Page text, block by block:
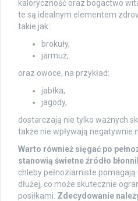
kaloryczność oraz bogactwo
te są idealnym elementem
takie jak:
brokuły,
jarmuż,
oraz owoce, na przykład:
jabłka,
jagody,
dostarczają nie tylko ważnych
także nie wpływają negatywnie
Warto również sięgać po
stanowią świetne źródło
chleby pełnoziarniste
dłużej, co może skutecznie
posiłkami. Zdecydowanie